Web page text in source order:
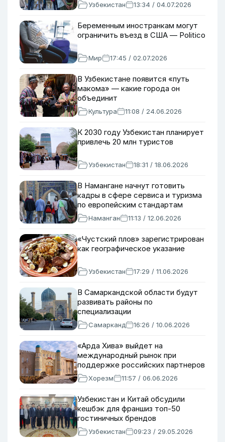
Узбекистан 13:34 / 04.07.2026
Беременным иностранкам могут
ограничить въезд в США — Politico
Мир 17:45 / 02.07.2026
В Узбекистане появится «путь
макома» — какие города он
объединит
Культура 11:08 / 24.06.2026
К 2030 году Узбекистан планирует
привлечь 20 млн туристов
Узбекистан 18:31 / 18.06.2026
В Намангане начнут готовить
кадры в сфере сервиса и туризма
по европейским стандартам
Наманган 11:13 / 12.06.2026
«Чустский плов» зарегистрирован
как географическое указание
Узбекистан 17:29 / 11.06.2026
В Самаркандской области будут
развивать районы по
специализации
Самарканд 16:26 / 10.06.2026
«Арда Хива» выйдет на
международный рынок при
поддержке российских партнеров
Хорезм 11:57 / 06.06.2026
Узбекистан и Китай обсудили
кешбэк для франшиз топ-50
гостиничных брендов
Узбекистан 09:23 / 29.05.2026